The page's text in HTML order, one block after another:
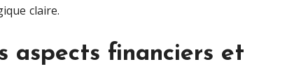
claire.
aspects financiers et